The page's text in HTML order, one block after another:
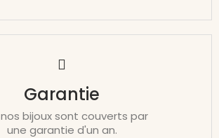
Garantie
bijoux sont couverts par
une garantie d'un an.